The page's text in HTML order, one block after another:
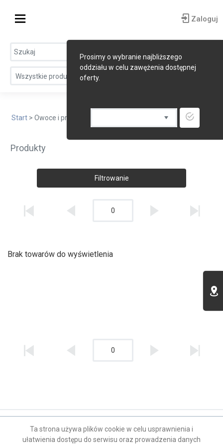
Zaloguj
Wszystkie produkty
Prosimy o wybranie najbliższego
oddziału w celu zawężenia dostępnej
oferty.
Start > Owoce i przetwory owocowe
Produkty
Filtrowanie
0
Brak towarów do wyświetlenia
0
Kontakt
Ta strona używa plików cookie w celu usprawnienia i
ułatwienia dostępu do serwisu oraz prowadzenia danych